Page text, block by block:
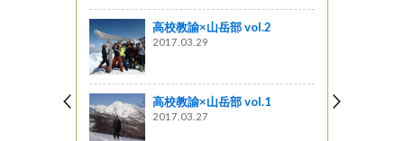
高校教諭×山岳部 vol.2
2017.03.29
高校教諭×山岳部 vol.1
2017.03.27